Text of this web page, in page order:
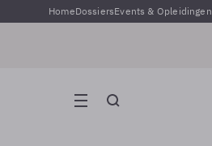
HomeDossiersEvents & Opleidingen